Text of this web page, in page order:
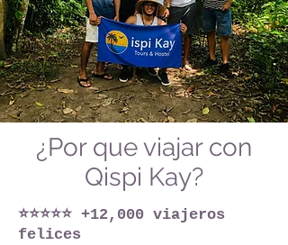
¿Por que viajar con
Qispi Kay?
⭐⭐⭐⭐⭐ +12,000 viajeros
felices